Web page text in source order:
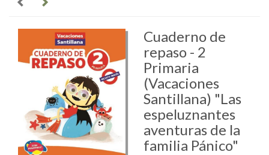
Cuaderno de
repaso - 2
Primaria
(Vacaciones
Santillana) "Las
espeluznantes
aventuras de la
familia Pánico"